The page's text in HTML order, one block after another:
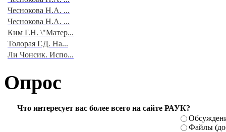
Чеснокова Н.А. ...
Чеснокова Н.А. ...
Ким Г.Н. \"Матер...
Толорая Г.Д. На...
Ли Чонсик. Испо...
Опрос
Что интересует вас более всего на сайте РАУК?
Файлы